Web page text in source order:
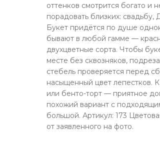
оттенков смотрится богато
порадовать близких:
Букет придётся по душе
бывают в любой гамме —
двухцветные сорта. Чтобы
месте без сквозняков,
стебель проверяется перед
насыщенный цвет лепестков.
или бенто-торт — приятное
похожий вариант с
большой. Артикул: 173
от заявленного на фото.